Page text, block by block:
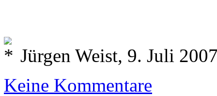
Jürgen Weist, 9. Juli
Keine Kommentare